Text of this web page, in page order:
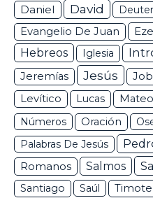
Daniel David
Evangelio De Juan
Hebreos
Iglesia
Jeremías Jesús Job
Levítico
Lucas Mateo
Números Oración
Palabras De Jesús
Romanos Salmos
Santiago
Saúl